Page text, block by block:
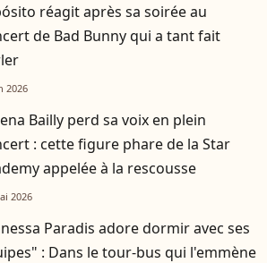
réagit après sa soirée au
de Bad Bunny qui a tant fait
2026
Bailly perd sa voix en plein
: cette figure phare de la Star
appelée à la rescousse
2026
Paradis adore dormir avec ses
: Dans le tour-bus qui l'emmène